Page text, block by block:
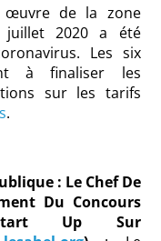
œuvre de la zone
juillet 2020 a été
Les six
à finaliser les
sur les tarifs
.
: Le Chef De
Du Concours
Up Sur